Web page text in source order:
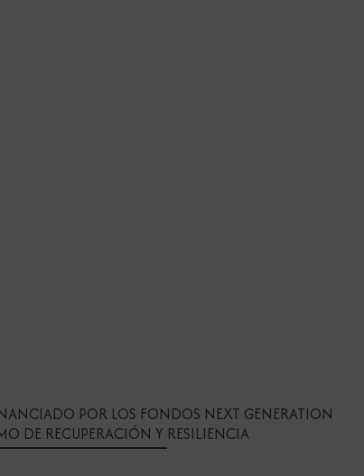
POR LOS FONDOS NEXT GENERATION
DE RECUPERACIÓN Y RESILIENCIA